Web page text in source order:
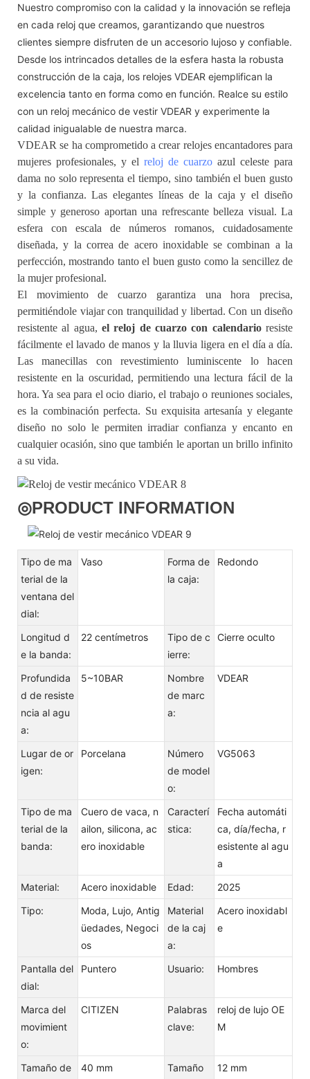
Nuestro compromiso con la calidad y la innovación se refleja
en cada reloj que creamos, garantizando que nuestros
clientes siempre disfruten de un accesorio lujoso y confiable.
Desde los intrincados detalles de la esfera hasta la robusta
construcción de la caja, los relojes VDEAR ejemplifican la
excelencia tanto en forma como en función. Realce su estilo
con un reloj mecánico de vestir VDEAR y experimente la
calidad inigualable de nuestra marca.
VDEAR se ha comprometido a crear relojes encantadores para
mujeres profesionales, y el reloj de cuarzo azul celeste para
dama no solo representa el tiempo, sino también el buen gusto
y la confianza. Las elegantes líneas de la caja y el diseño
simple y generoso aportan una refrescante belleza visual. La
esfera con escala de números romanos, cuidadosamente
diseñada, y la correa de acero inoxidable se combinan a la
perfección, mostrando tanto el buen gusto como la sencillez de
la mujer profesional.
El movimiento de cuarzo garantiza una hora precisa,
permitiéndole viajar con tranquilidad y libertad. Con un diseño
resistente al agua, el reloj de cuarzo con calendarioresiste
fácilmente el lavado de manos y la lluvia ligera en el día a día.
Las manecillas con revestimiento luminiscente lo hacen
resistente en la oscuridad, permitiendo una lectura fácil de la
hora. Ya sea para el ocio diario, el trabajo o reuniones sociales,
es la combinación perfecta. Su exquisita artesanía y elegante
diseño no solo le permiten irradiar confianza y encanto en
cualquier ocasión, sino que también le aportan un brillo infinito
a su vida.
◎PRODUCT INFORMATION
Tipo de ma
terial de la
ventana del
dial:
Vaso
Forma de
la caja:
Redondo
Longitud d
e la banda:
22 centímetros
Tipo de c
ierre:
Cierre oculto
Profundida
d de resiste
ncia al agu
a:
5~10BAR
Nombre
de marc
a:
VDEAR
Lugar de or
igen:
Porcelana
Número
de model
o:
VG5063
Tipo de ma
terial de la
banda:
Cuero de vaca, n
ailon, silicona, ac
ero inoxidable
Caracterí
stica:
Fecha automáti
ca, día/fecha, r
esistente al agu
a
Material:
Acero inoxidable Edad:
2025
Tipo:
Moda, Lujo, Antig
üedades, Negoci
os
Material
de la caj
a:
Acero inoxidabl
e
Pantalla del
dial:
Puntero Usuario: Hombres
Marca del
movimient
o:
CITIZEN
Palabras
clave:
reloj de lujo OE
M
Tamaño de
40 mm
Tamaño
12 mm